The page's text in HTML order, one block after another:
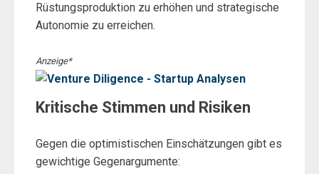
Rüstungsproduktion zu erhöhen und strategische
Autonomie zu erreichen.
Anzeige*
Kritische Stimmen und Risiken
Gegen die optimistischen Einschätzungen gibt es
gewichtige Gegenargumente: